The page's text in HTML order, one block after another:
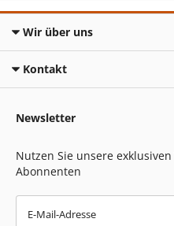
Wir über uns
Kontakt
Newsletter
Nutzen Sie unsere
Abonnenten
E-Mail-Adresse